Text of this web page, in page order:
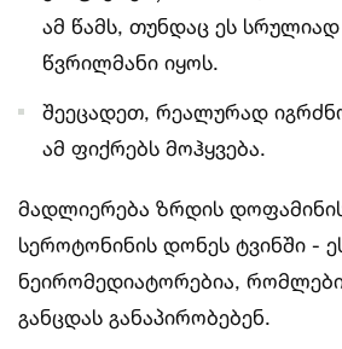
ამ წამს, თუნდაც ეს
წვრილმანი იყოს.
შეეცადეთ, რეალურად
ამ ფიქრებს მოჰყვება.
მადლიერება ზრდის
სეროტონინის დონეს ტვინში -
ნეირომედიატორებია,
განცდას განაპირობებენ.